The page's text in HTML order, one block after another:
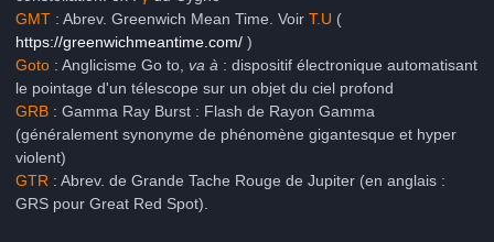
GMT : Abrev. Greenwich Mean Time. Voir T.U (
https://greenwichmeantime.com/ )
Goto : Anglicisme Go to, va à : dispositif électronique automatisant
le pointage d'un télescope sur un objet du ciel profond
GRB : Gamma Ray Burst : Flash de Rayon Gamma
(généralement synonyme de phénomène gigantesque et hyper
violent)
GTR : Abrev. de Grande Tache Rouge de Jupiter (en anglais :
GRS pour Great Red Spot).